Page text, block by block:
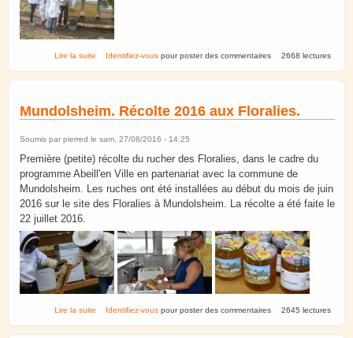
Lire la suite de Avril 2017. Les 3-6 ans visitent les ruches.
Identifiez-vous pour poster des commentaires 2668 lectures
Mundolsheim. Récolte 2016 aux Floralies.
Soumis par pierred le sam, 27/08/2016 - 14:25
Première (petite) récolte du rucher des Floralies, dans le cadre du
programme Abeill'en Ville en partenariat avec la commune de
Mundolsheim. Les ruches ont été installées au début du mois de juin
2016 sur le site des Floralies à Mundolsheim. La récolte a été faite le
22 juillet 2016.
Lire la suite de Mundolsheim. Récolte 2016 aux Floralies.
Identifiez-vous pour poster des commentaires 2645 lectures